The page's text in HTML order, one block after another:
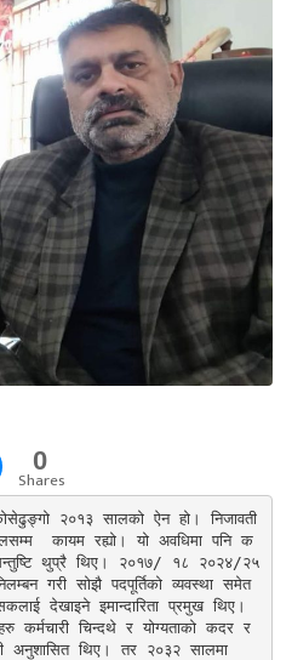
0
Shares
२०१३ सालको ऐन हो। निजावती
कायम रह्यो। यो अवधिमा पनि क
थुप्रै थिए। २०१७/ १८ २०२४/२५
गरी सोझै पदपूर्तिको व्यवस्था समेत
देखाइने इमान्दारिता प्रमुख थिए।
कर्मचारी चिन्दथे र योग्यताको कदर र
अनुशासित थिए। तर २०३२ सालमा